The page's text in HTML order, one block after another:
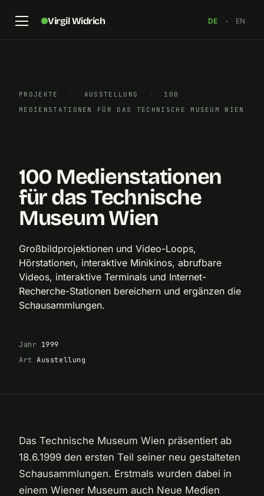
Virgil Widrich DE · EN
PROJEKTE / AUSSTELLUNG /
100
MEDIENSTATIONEN FÜR DAS TECHNISCHE MUSEUM WIEN
Technisches Museum Wien, 1999
100 Medienstationen
für das Technische
Museum Wien
Großbildprojektionen und Video-Loops,
Hörstationen, interaktive Minikinos, abrufbare
Videos, interaktive Terminals und Internet-
Recherche-Stationen bereichern und ergänzen die
Schausammlungen.
Jahr 1999
Art Ausstellung
Das Technische Museum Wien präsentiert ab
18.6.1999 den ersten Teil seiner neu gestalteten
Schausammlungen. Erstmals wurden dabei in
einem Wiener Museum auch Neue Medien